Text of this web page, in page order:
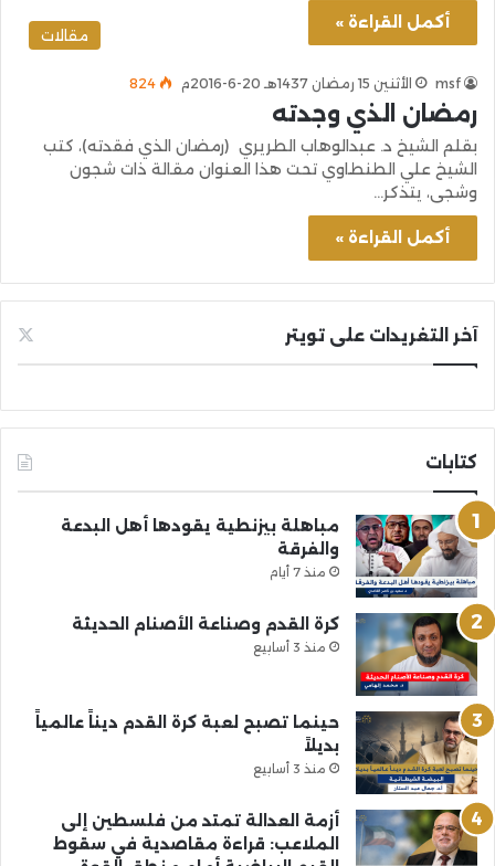
أكمل القراءة »
مقالات
msf الأثنين 15 رمضان 1437هـ 20-6-2016م 824
رمضان الذي وجدته
بقلم الشيخ د. عبدالوهاب الطريري (رمضان الذي فقدته)، كتب
الشيخ علي الطنطاوي تحت هذا العنوان مقالة ذات شجون
وشجى، يتذكر…
أكمل القراءة »
آخر التغريدات على تويتر
كتابات
مباهلة بيزنطية يقودها أهل البدعة
والفرقة
منذ 7 أيام
كرة القدم وصناعة الأصنام الحديثة
منذ 3 أسابيع
حينما تصبح لعبة كرة القدم ديناً عالمياً
بديلاً
منذ 3 أسابيع
أزمة العدالة تمتد من فلسطين إلى
الملاعب: قراءة مقاصدية في سقوط